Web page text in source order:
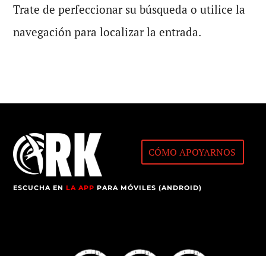
Trate de perfeccionar su búsqueda o utilice la
navegación para localizar la entrada.
CÓMO APOYARNOS
ESCUCHA ENLA APP PARA MÓVILES (ANDROID)